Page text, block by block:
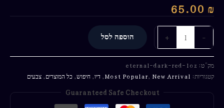
65.00 ₪
-
+ הוספה לסל
מק"ט: eternal-dark-red-1oz
קטגוריות:
Most Popular, New Arrival
, דיו, חיפוש, כל המוצרים, צבעים
Guaranteed Safe Checkout